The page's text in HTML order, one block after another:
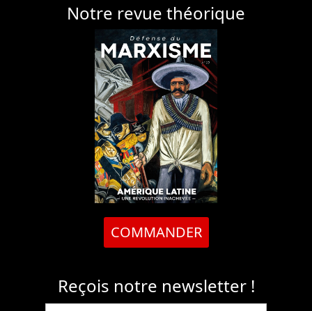
Notre revue théorique
COMMANDER
Reçois notre newsletter !